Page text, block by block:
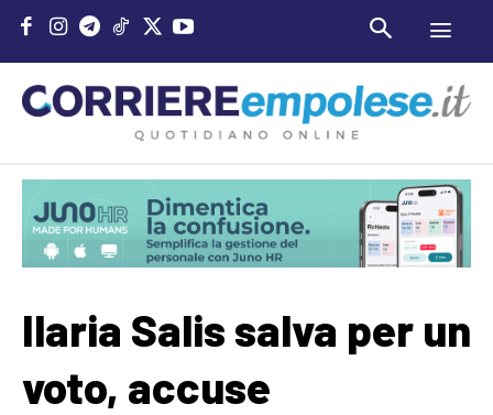
Ilaria Salis salva per un
voto, accuse